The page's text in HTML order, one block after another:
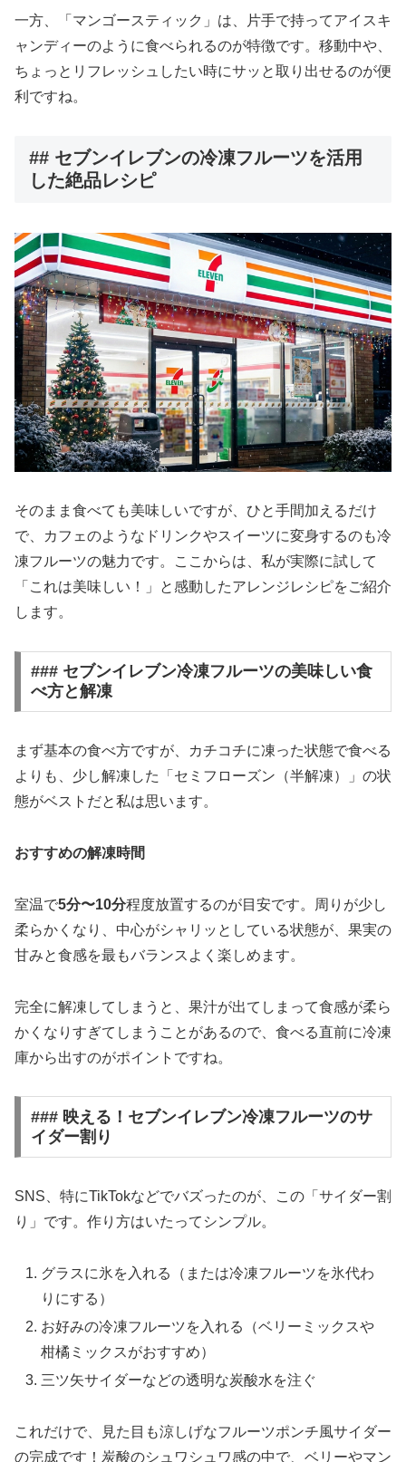
一方、「マンゴースティック」は、片手で持ってアイスキ
ャンディーのように食べられるのが特徴です。移動中や、
ちょっとリフレッシュしたい時にサッと取り出せるのが便
利ですね。
## セブンイレブンの冷凍フルーツを活用
した絶品レシピ
そのまま食べても美味しいですが、ひと手間加えるだけ
で、カフェのようなドリンクやスイーツに変身するのも冷
凍フルーツの魅力です。ここからは、私が実際に試して
「これは美味しい！」と感動したアレンジレシピをご紹介
します。
### セブンイレブン冷凍フルーツの美味しい食
べ方と解凍
まず基本の食べ方ですが、カチコチに凍った状態で食べる
よりも、少し解凍した「セミフローズン（半解凍）」の状
態がベストだと私は思います。
おすすめの解凍時間
室温で5分〜10分程度放置するのが目安です。周りが少し
柔らかくなり、中心がシャリッとしている状態が、果実の
甘みと食感を最もバランスよく楽しめます。
完全に解凍してしまうと、果汁が出てしまって食感が柔ら
かくなりすぎてしまうことがあるので、食べる直前に冷凍
庫から出すのがポイントですね。
### 映える！セブンイレブン冷凍フルーツのサ
イダー割り
SNS、特にTikTokなどでバズったのが、この「サイダー割
り」です。作り方はいたってシンプル。
グラスに氷を入れる（または冷凍フルーツを氷代わ
りにする）
お好みの冷凍フルーツを入れる（ベリーミックスや
柑橘ミックスがおすすめ）
三ツ矢サイダーなどの透明な炭酸水を注ぐ
これだけで、見た目も涼しげなフルーツポンチ風サイダー
の完成です！炭酸のシュワシュワ感の中で、ベリーやマン